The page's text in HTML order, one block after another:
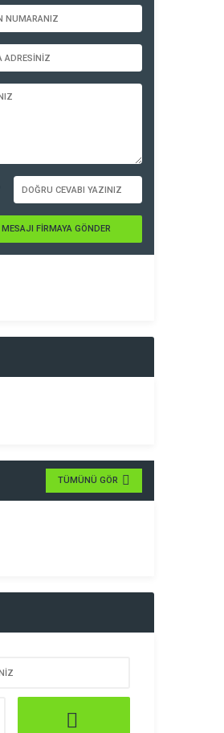
MESAJI FİRMAYA GÖNDER
TÜMÜNÜ GÖR